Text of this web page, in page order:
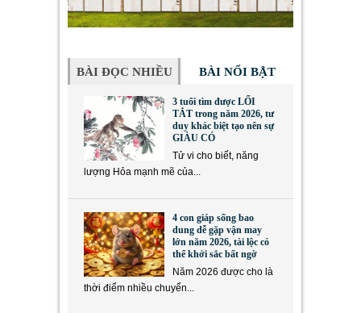
BÀI ĐỌC NHIỀU BÀI NỔI BẬT
3 tuổi tìm được LỐI
TẮT trong năm 2026, tư
duy khác biệt tạo nên sự
GIÀU CÓ
Tử vi cho biết, năng
lượng Hỏa mạnh mẽ của...
4 con giáp sống bao
dung dễ gặp vận may
lớn năm 2026, tài lộc có
thể khởi sắc bất ngờ
Năm 2026 được cho là
thời điểm nhiều chuyển...